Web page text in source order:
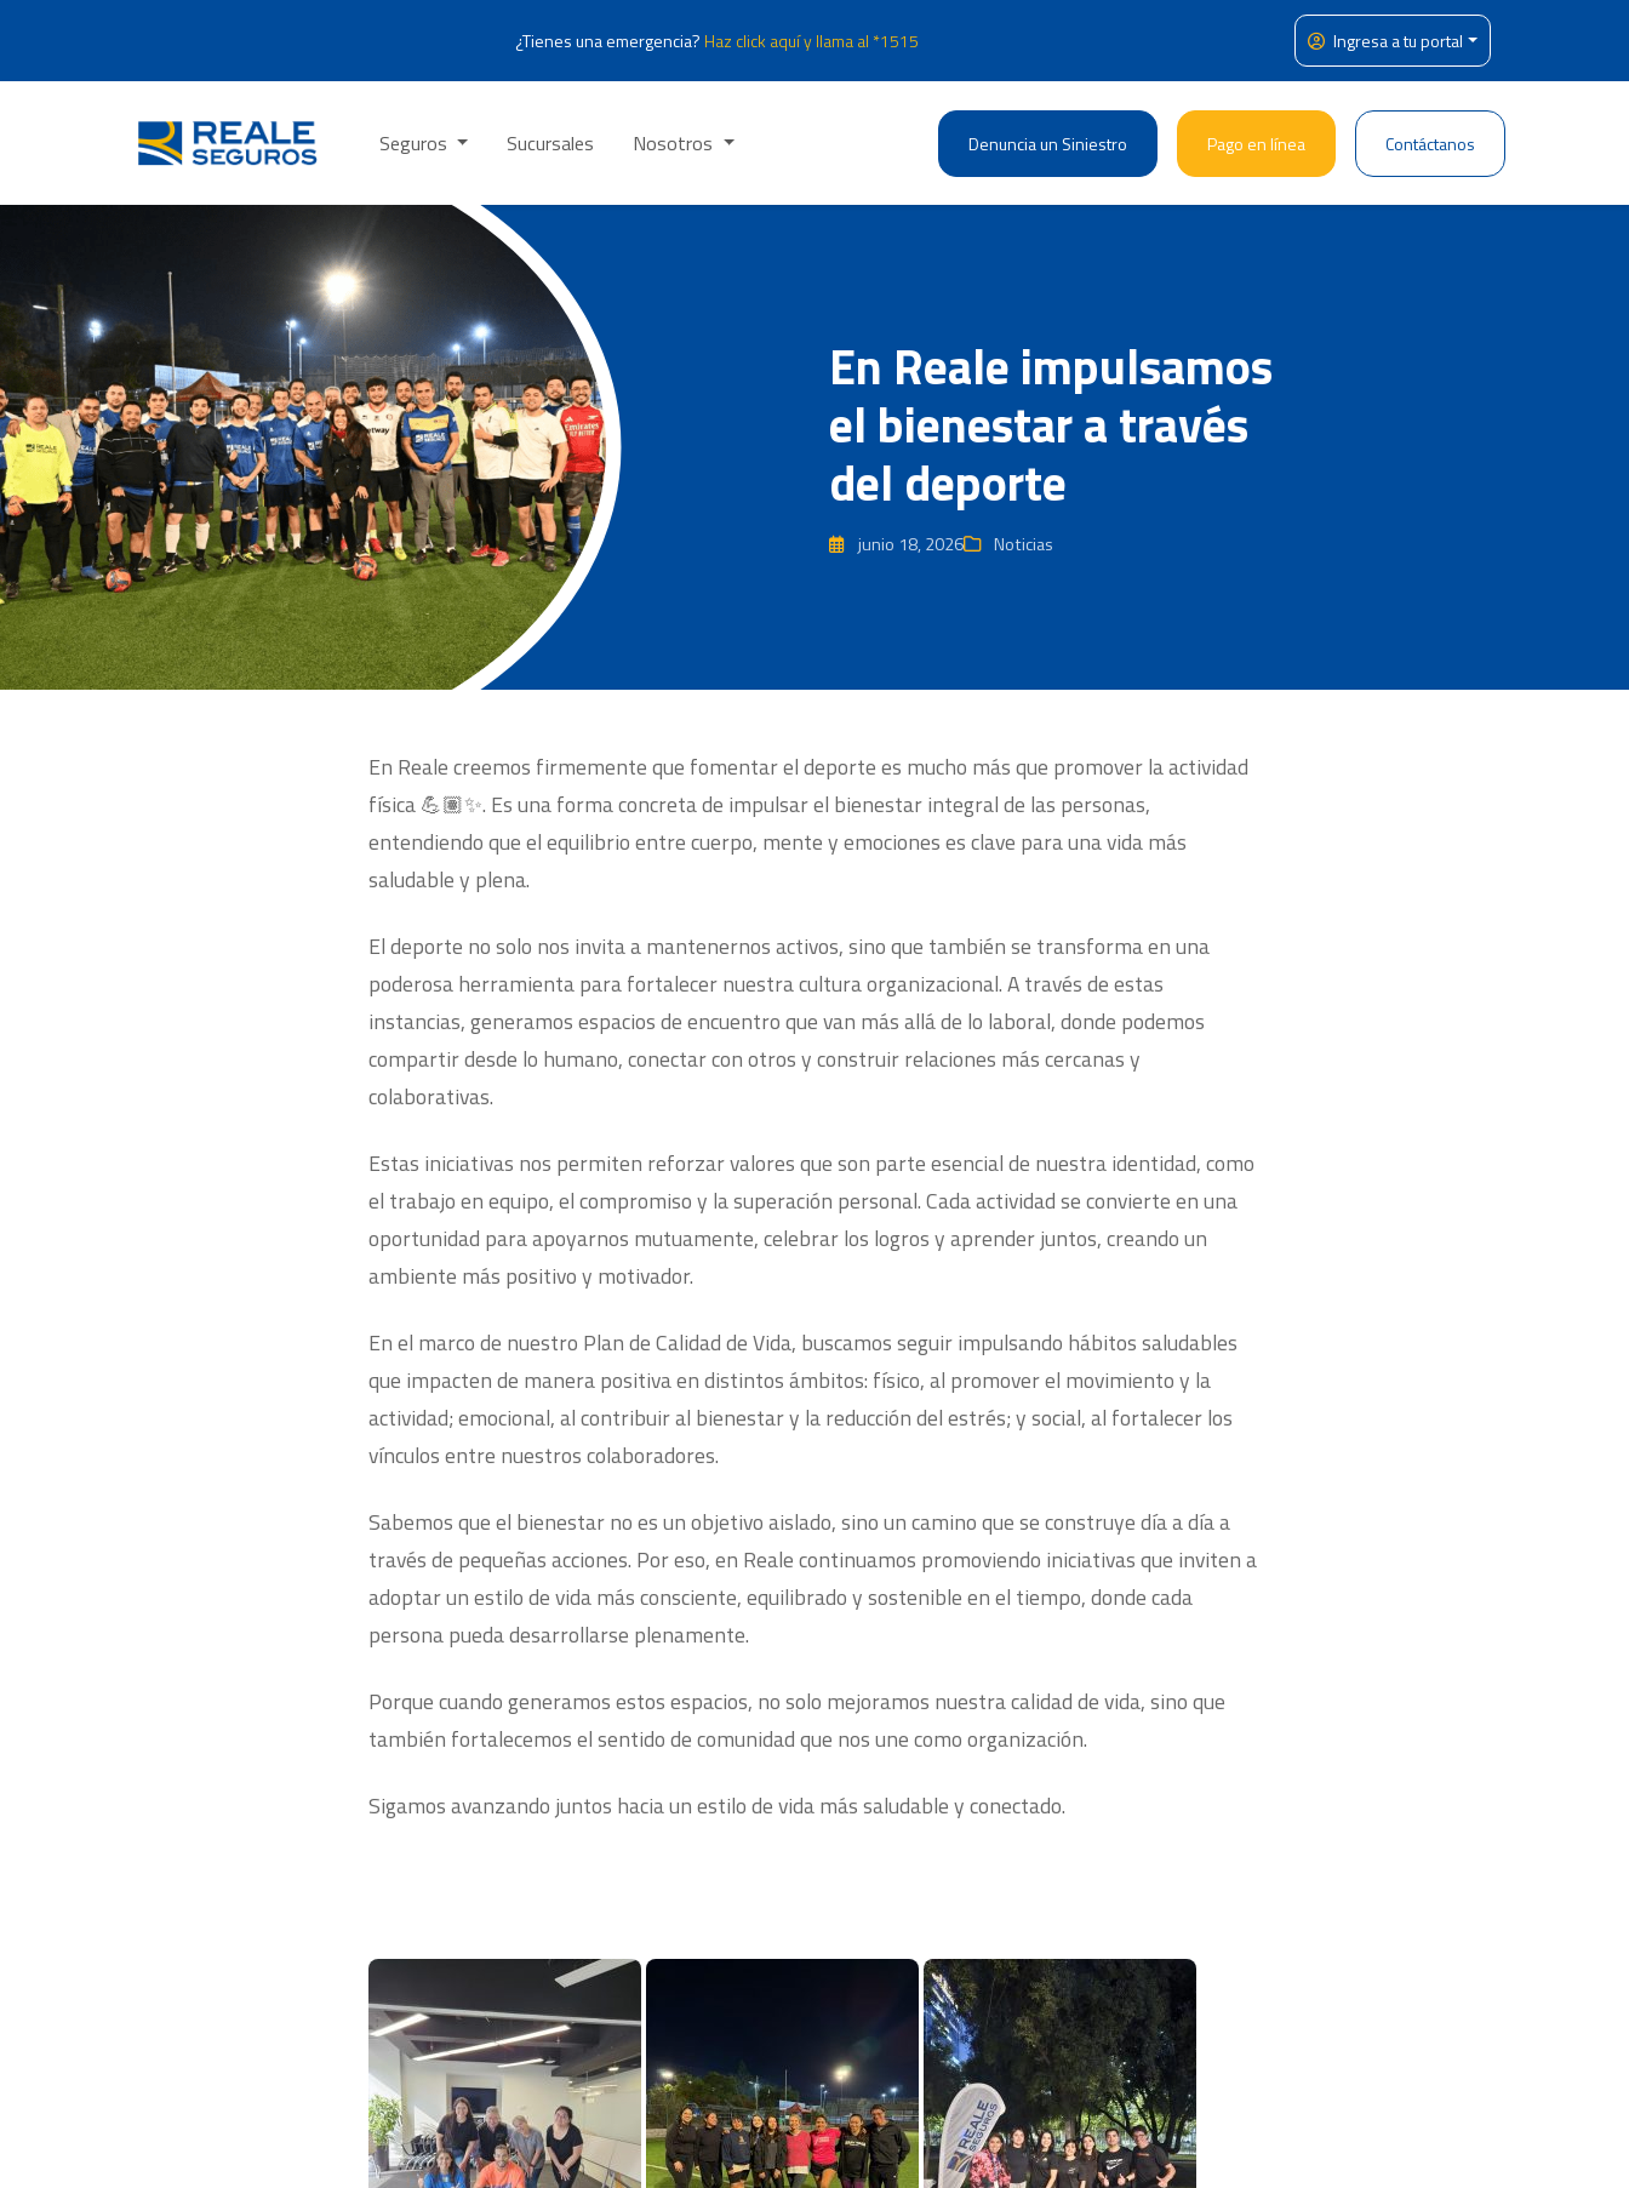
¿Tienes una emergencia? Haz click aquí y llama al *1515 Ingresa a tu portal
Seguros Sucursales Nosotros Denuncia un Siniestro Pago en línea Contáctanos
En Reale impulsamos
el bienestar a través
del deporte
junio 18, 2026 Noticias
En Reale creemos firmemente que fomentar el deporte es mucho más que promover la actividad
física 💪🏽✨. Es una forma concreta de impulsar el bienestar integral de las personas,
entendiendo que el equilibrio entre cuerpo, mente y emociones es clave para una vida más
saludable y plena.
El deporte no solo nos invita a mantenernos activos, sino que también se transforma en una
poderosa herramienta para fortalecer nuestra cultura organizacional. A través de estas
instancias, generamos espacios de encuentro que van más allá de lo laboral, donde podemos
compartir desde lo humano, conectar con otros y construir relaciones más cercanas y
colaborativas.
Estas iniciativas nos permiten reforzar valores que son parte esencial de nuestra identidad, como
el trabajo en equipo, el compromiso y la superación personal. Cada actividad se convierte en una
oportunidad para apoyarnos mutuamente, celebrar los logros y aprender juntos, creando un
ambiente más positivo y motivador.
En el marco de nuestro Plan de Calidad de Vida, buscamos seguir impulsando hábitos saludables
que impacten de manera positiva en distintos ámbitos: físico, al promover el movimiento y la
actividad; emocional, al contribuir al bienestar y la reducción del estrés; y social, al fortalecer los
vínculos entre nuestros colaboradores.
Sabemos que el bienestar no es un objetivo aislado, sino un camino que se construye día a día a
través de pequeñas acciones. Por eso, en Reale continuamos promoviendo iniciativas que inviten a
adoptar un estilo de vida más consciente, equilibrado y sostenible en el tiempo, donde cada
persona pueda desarrollarse plenamente.
Porque cuando generamos estos espacios, no solo mejoramos nuestra calidad de vida, sino que
también fortalecemos el sentido de comunidad que nos une como organización.
Sigamos avanzando juntos hacia un estilo de vida más saludable y conectado.